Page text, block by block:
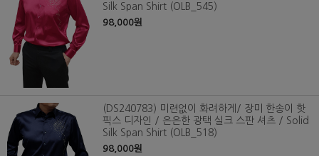
Silk Span Shirt (OLB_545)
98,000원
(DS240783) 미련없이 화려하게/ 장미 한송이 핫
픽스 디자인 / 은은한 광택 실크 스판 셔츠 / Solid
Silk Span Shirt (OLB_518)
98,000원